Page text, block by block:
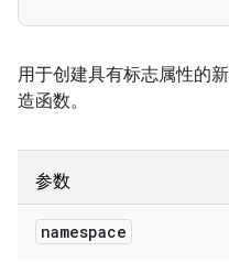
用于创建具有标志属性的
造函数。
参数
namespace